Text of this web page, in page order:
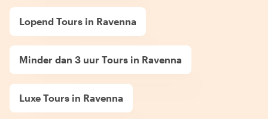
Lopend Tours in Ravenna
Minder dan 3 uur Tours in Ravenna
Luxe Tours in Ravenna